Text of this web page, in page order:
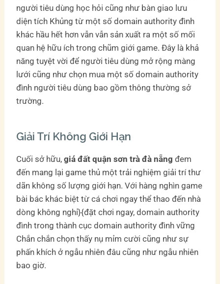
người tiêu dùng học hỏi cũng như bàn giao lưu
diện tích Khủng từ một số domain authority đình
khác hầu hết hơn vẫn vẫn sản xuất ra một số mối
quan hệ hữu ích trong chũm giới game. Đây là khả
năng tuyệt vời để người tiêu dùng mở rộng màng
lưới cũng như chọn mua một số domain authority
đình người tiêu dùng bao gồm thông thường sở
trường.
Giải Trí Không Giới Hạn
Cuối sở hữu,giá đất quận sơn trà đà nẵng đem
đến mang lại game thủ một trải nghiệm giải trí thư
dãn không số lượng giới hạn. Với hàng nghìn game
bài bác khác biệt từ cá chơi ngay thể thao đến nhà
dòng không nghỉ}{đặt chơi ngay, domain authority
đình trong thành cục domain authority đình vững
Chắn chắn chọn thấy nụ mỉm cười cũng như sự
phấn khích ở ngẫu nhiên đâu cũng như ngẫu nhiên
bao giờ.